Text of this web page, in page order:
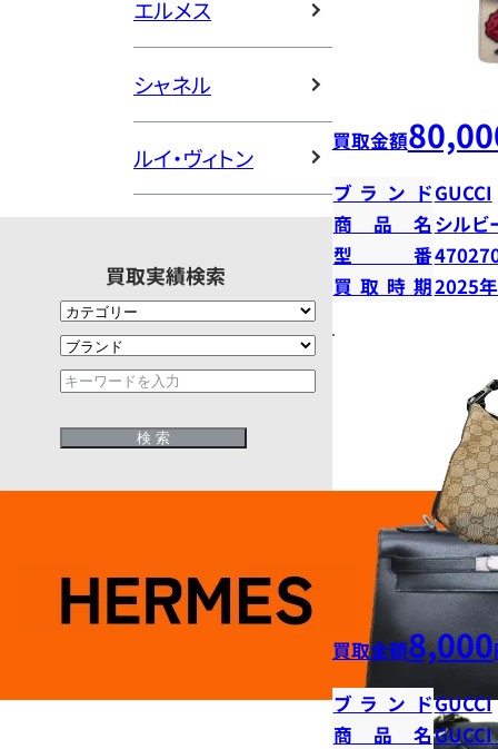
エルメス
シャネル
ルイ・ヴィトン
買取実績検索
買取金額
ブランドGUCCI
商品名 シルビ
型番
買取時期2025
買取金額8,000
ブランドGUCCI
商品名GUCCI